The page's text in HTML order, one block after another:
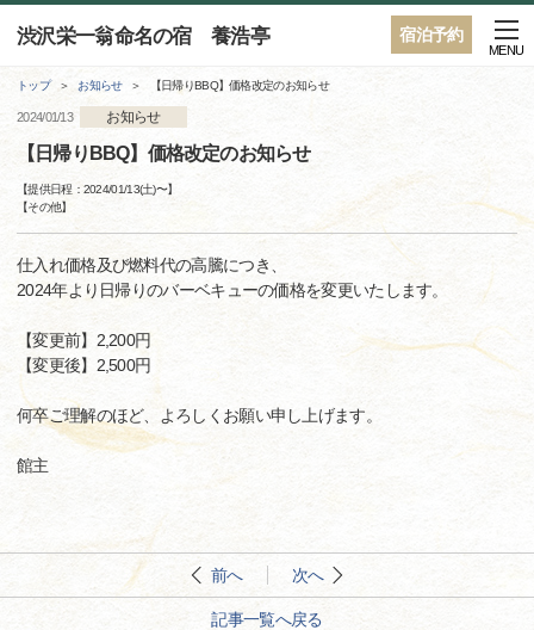
宿泊予約
渋沢栄一翁命名の宿 養浩亭
MENU
トップ お知らせ 【日帰りBBQ】価格改定のお知らせ
2024/01/13 お知らせ
【日帰りBBQ】価格改定のお知らせ
【提供日程：2024/01/13(土)〜】
【その他】
仕入れ価格及び燃料代の高騰につき、
2024年より日帰りのバーベキューの価格を変更いたします。
【変更前】2,200円
【変更後】2,500円
何卒ご理解のほど、よろしくお願い申し上げます。
館主
前へ 次へ
記事一覧へ戻る